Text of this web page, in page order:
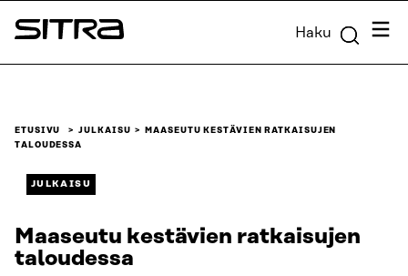
Siirry
suoraan
Sitra Haku
ETUSIVU JULKAISU
MAASEUTU KESTÄVIEN RATKAISUJEN
TALOUDESSA
JULKAISU
Maaseutu kestävien ratkaisujen
taloudessa